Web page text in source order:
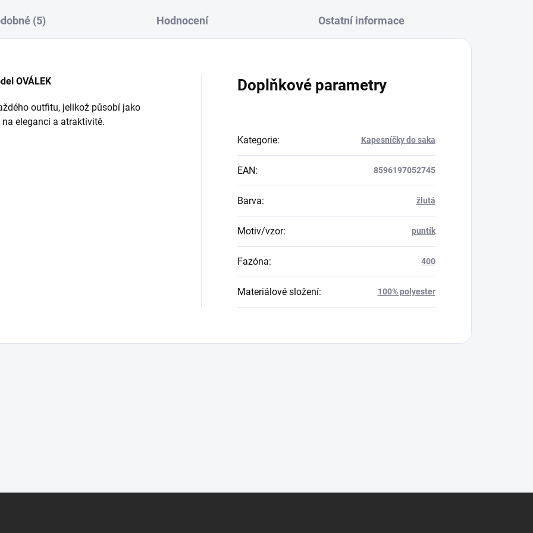
(5) Hodnocení Ostatní informace
OVÁLEK
outfitu, jelikož působí jako
eleganci a atraktivitě.
Doplňkové parametry
Kategorie: Kapesníčky do saka
EAN: 8596197052745
Barva: žlutá
Motiv/vzor: puntík
Fazóna: 400
Materiálové složení: 100% polyester